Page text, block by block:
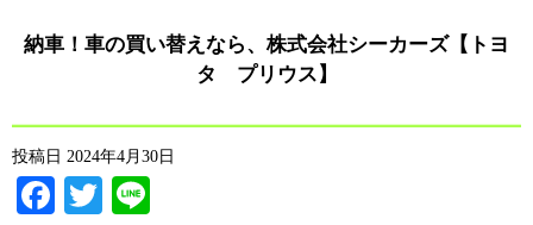
納車！車の買い替えなら、株式会社シーカーズ【トヨ
タ プリウス】
投稿日 2024年4月30日
Facebook
Twitter